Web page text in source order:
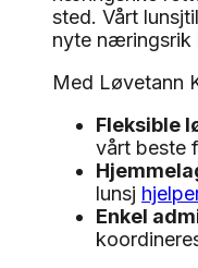
sted. Vårt
nyte næringsrik
Med Løvetann
Fleksible
vårt beste
lunsj
Enkel